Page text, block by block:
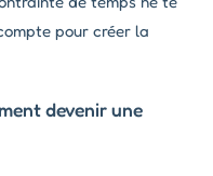
pour créer la
devenir une